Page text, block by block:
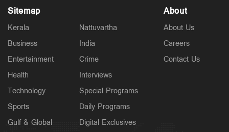
Sitemap
Kerala
Business
Entertainment
Health
Technology
Sports
Gulf & Global
Nattuvartha
India
Crime
Interviews
Special Programs
Daily Programs
Digital Exclusives
About
About Us
Careers
Contact Us